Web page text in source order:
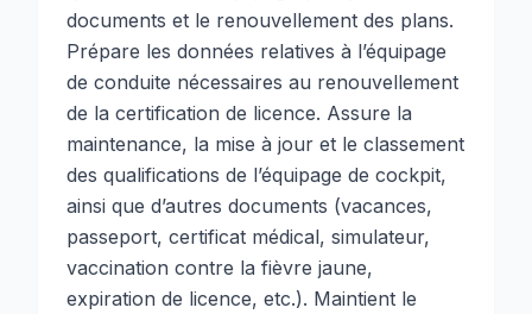
documents et le renouvellement des plans.
Prépare les données relatives à l’équipage
de conduite nécessaires au renouvellement
de la certification de licence. Assure la
maintenance, la mise à jour et le classement
des qualifications de l’équipage de cockpit,
ainsi que d’autres documents (vacances,
passeport, certificat médical, simulateur,
vaccination contre la fièvre jaune,
expiration de licence, etc.). Maintient le